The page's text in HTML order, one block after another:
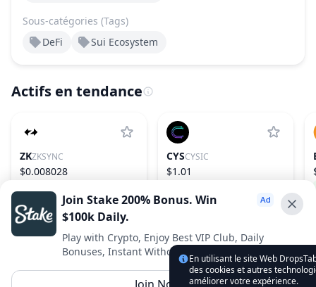
Sous-catégories (Tags)
DeFi
Sui Ecosystem
Actifs en tendance
ZKZKSYNC
$0.008028
CYSCYSIC
$1.01
Advertise With Us ⭐️
Interested in advertising? Reach us out
DropsTab.com
En utilisant le site Web
des cookies et autres
améliorer votre expérience.
Join Stake 200% Bonus. Win
$100k Daily.
Play with Crypto, Enjoy Best VIP Club, Daily
Bonuses, Instant Withdrawals.